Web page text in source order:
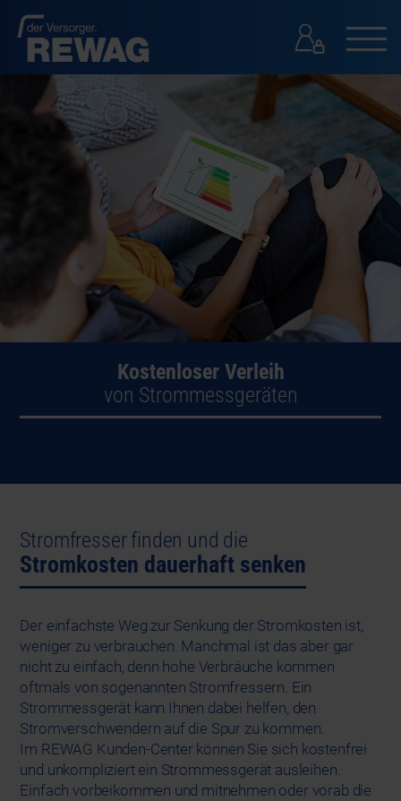
GESCHÄFTSKUNDEN
GESCHÄFTSKUNDEN
KONTAKT
Kostenloser Verleih
von Strommessgeräten
Stromfresser finden und die
Stromkosten dauerhaft senken
Der einfachste Weg zur Senkung der Stromkosten ist,
weniger zu verbrauchen. Manchmal ist das aber gar
nicht zu einfach, denn hohe Verbräuche kommen
oftmals von sogenannten Stromfressern. Ein
Strommessgerät kann Ihnen dabei helfen, den
Stromverschwendern auf die Spur zu kommen.
Im REWAG Kunden-Center können Sie sich kostenfrei
und unkompliziert ein Strommessgerät ausleihen.
Einfach vorbeikommen und mitnehmen oder vorab die